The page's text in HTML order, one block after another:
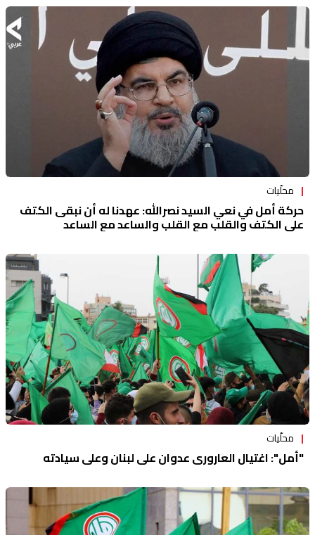
محلّيات
حركة أمل في نعي السيد نصرالله: عهدنا له أن نبقى الكتف
على الكتف والقلب مع القلب والساعد مع الساعد
محلّيات
"أمل": اغتيال العاروري عدوان على لبنان وعلى سيادته